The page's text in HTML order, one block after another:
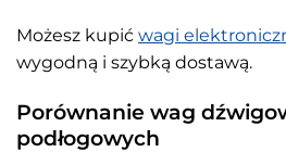
Możesz kupić wagi
wygodną i szybką dostawą.
Porównanie wag
podłogowych